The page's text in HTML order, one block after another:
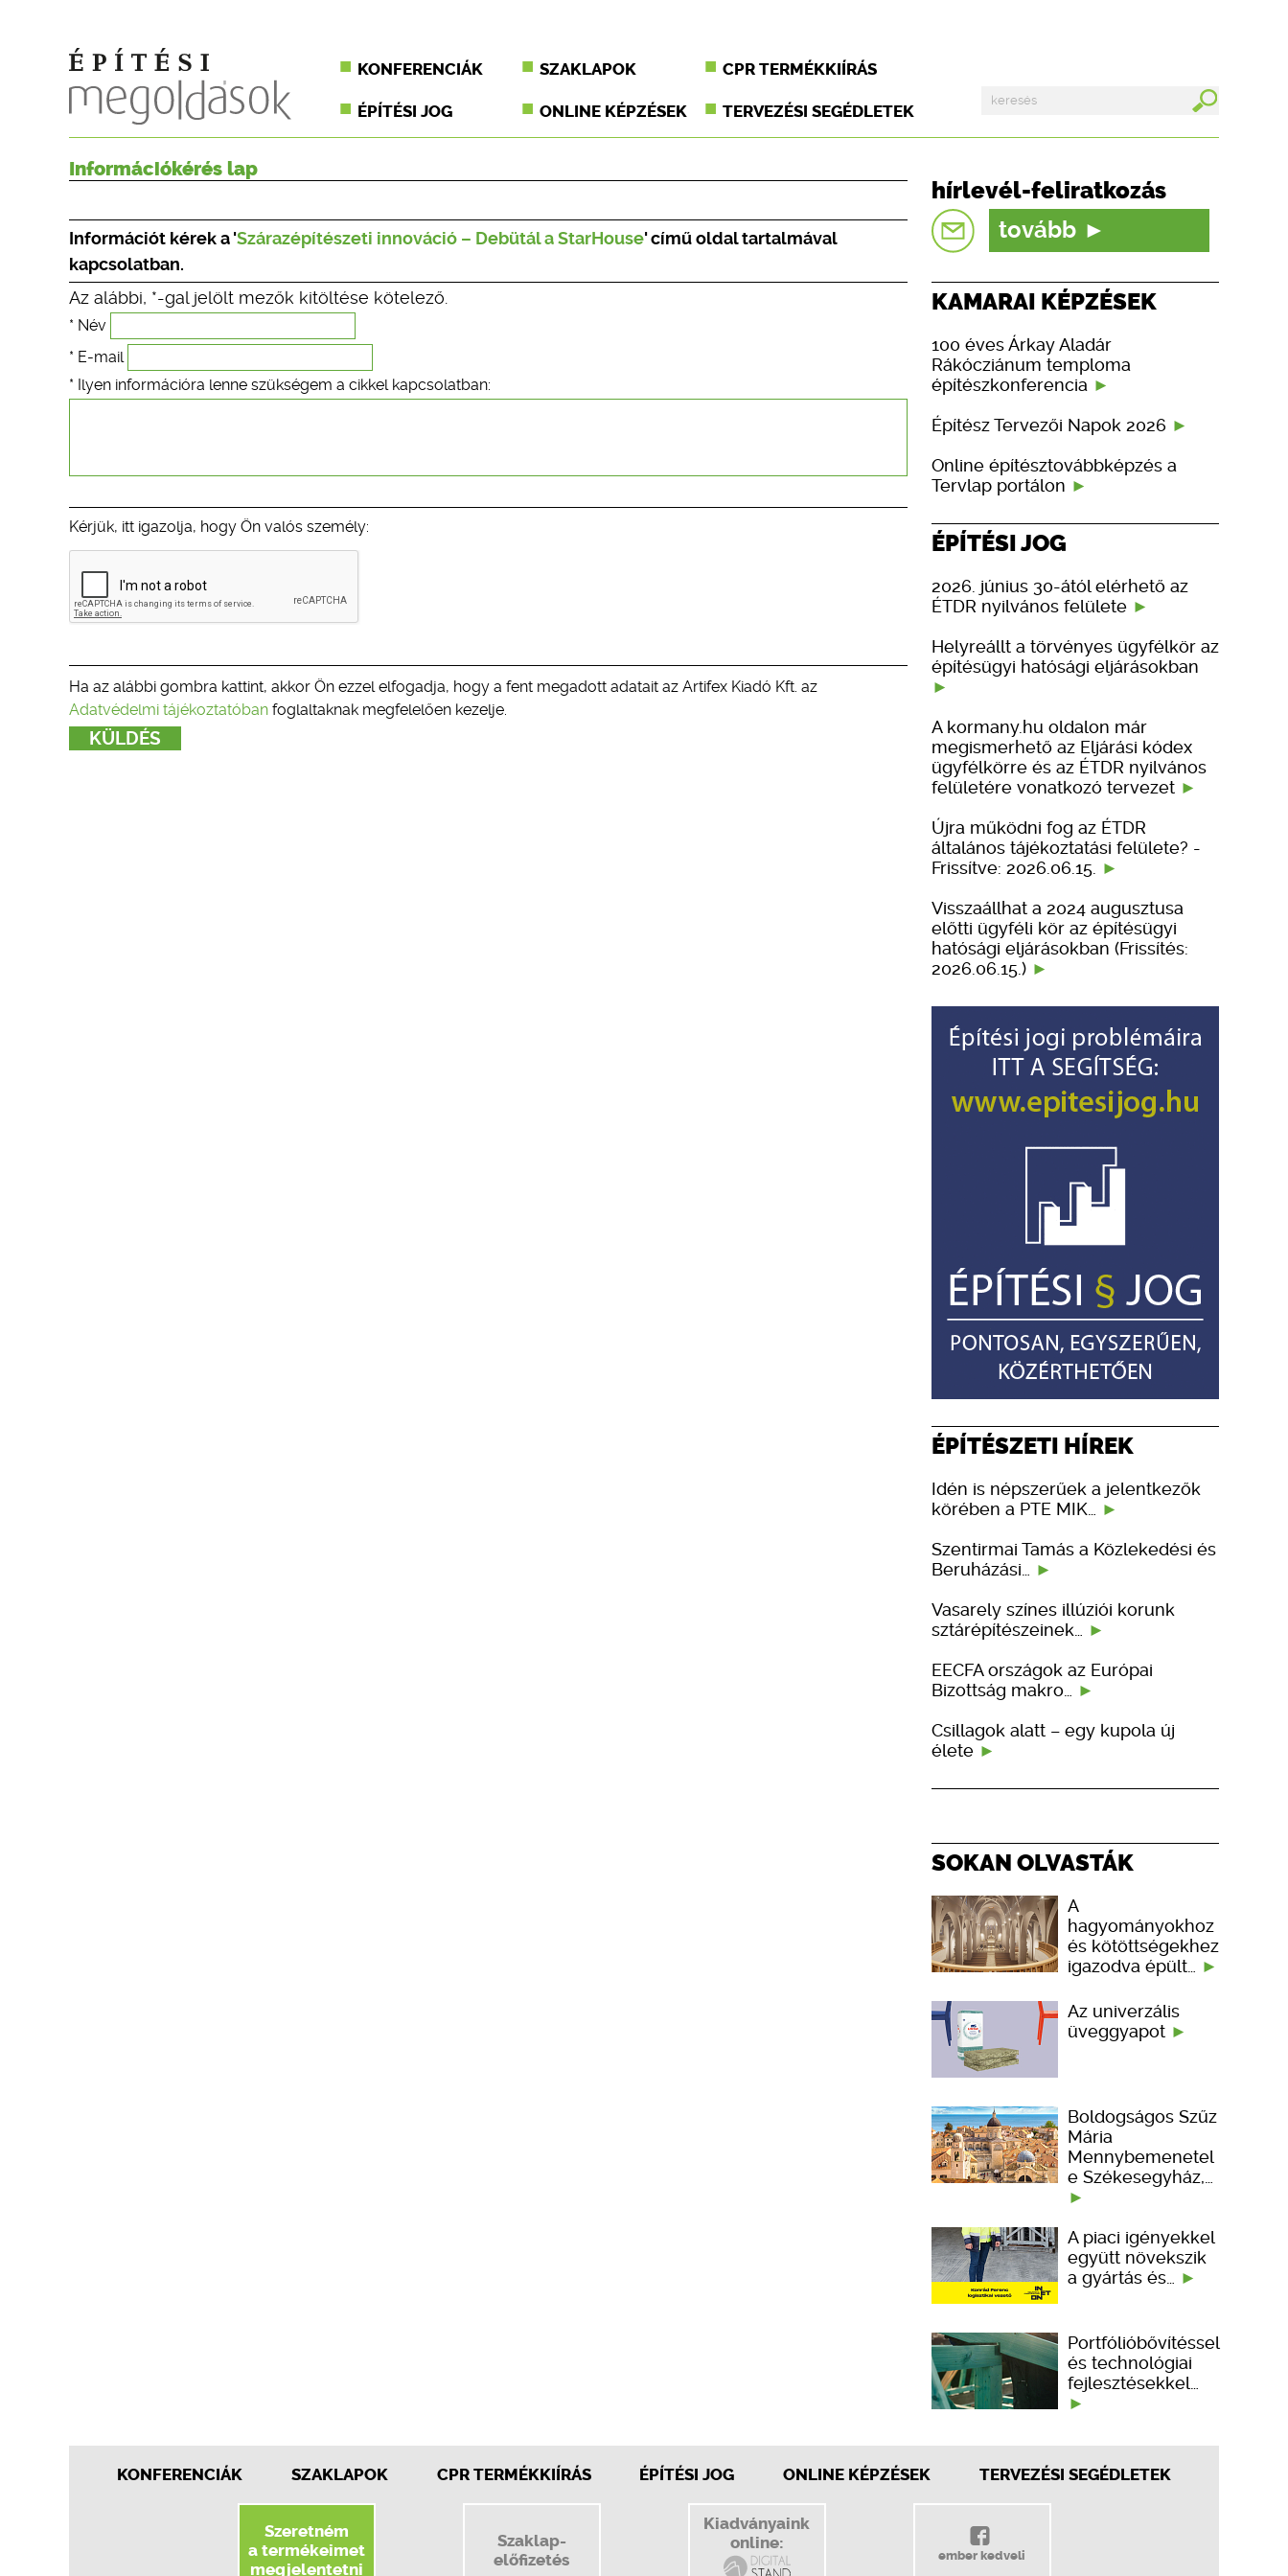
KONFERENCIÁK SZAKLAPOK CPR TERMÉKKIÍRÁS
ÉPÍTÉSI JOG ONLINE KÉPZÉSEK TERVEZÉSI SEGÉDLETEK
Információkérés lap
Információt kérek a 'Szárazépítészeti innováció – Debütál a StarHouse' című oldal tartalmával
kapcsolatban.
Az alábbi, *-gal jelölt mezők kitöltése kötelező.
* Név
* E-mail
* Ilyen információra lenne szükségem a cikkel kapcsolatban:
Kérjük, itt igazolja, hogy Ön valós személy:
Ha az alábbi gombra kattint, akkor Ön ezzel elfogadja, hogy a fent megadott adatait az Artifex Kiadó Kft. az
Adatvédelmi tájékoztatóban foglaltaknak megfelelően kezelje.
hírlevél-feliratkozás
tovább
KAMARAI KÉPZÉSEK
100 éves Árkay Aladár
Rákócziánum temploma
építészkonferencia
Építész Tervezői Napok 2026
Online építésztovábbképzés a
Tervlap portálon
ÉPÍTÉSI JOG
2026. június 30-ától elérhető az
ÉTDR nyilvános felülete
Helyreállt a törvényes ügyfélkör az
építésügyi hatósági eljárásokban
A kormany.hu oldalon már
megismerhető az Eljárási kódex
ügyfélkörre és az ÉTDR nyilvános
felületére vonatkozó tervezet
Újra működni fog az ÉTDR
általános tájékoztatási felülete? -
Frissítve: 2026.06.15.
Visszaállhat a 2024 augusztusa
előtti ügyféli kör az építésügyi
hatósági eljárásokban (Frissítés:
2026.06.15.)
ÉPÍTÉSZETI HÍREK
Idén is népszerűek a jelentkezők
körében a PTE MIK…
Szentirmai Tamás a Közlekedési és
Beruházási…
Vasarely színes illúziói korunk
sztárépítészeinek…
EECFA országok az Európai
Bizottság makro…
Csillagok alatt – egy kupola új
élete
SOKAN OLVASTÁK
A
hagyományokhoz
és kötöttségekhez
igazodva épült…
Az univerzális
üveggyapot
Boldogságos Szűz
Mária
Mennybemenetel
e Székesegyház,…
A piaci igényekkel
együtt növekszik
a gyártás és…
Portfólióbővítéssel
és technológiai
fejlesztésekkel…
KONFERENCIÁK SZAKLAPOK CPR TERMÉKKIÍRÁS ÉPÍTÉSI JOG ONLINE KÉPZÉSEK TERVEZÉSI SEGÉDLETEK
Szeretném
a termékeimet
megjelentetni
Szaklap-
előfizetés
Kiadványaink
online:
ember kedveli